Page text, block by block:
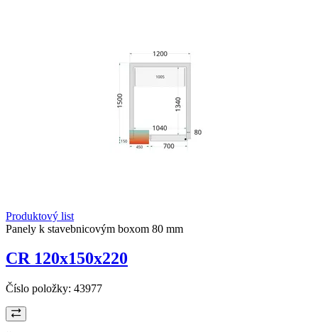
Produktový list
Panely k stavebnicovým boxom 80 mm
CR 120x150x220
Číslo položky: 43977